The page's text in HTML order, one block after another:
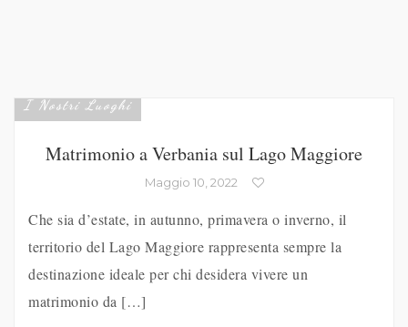
I Nostri Luoghi
Matrimonio a Verbania sul Lago Maggiore
Maggio 10, 2022
Che sia d’estate, in autunno, primavera o inverno, il
territorio del Lago Maggiore rappresenta sempre la
destinazione ideale per chi desidera vivere un
matrimonio da […]